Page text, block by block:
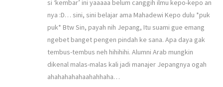
si ‘kembar’ ini yaaaaa belum canggih ilmu kepo-kepo an
nya :D… sini, sini belajar ama Mahadewi Kepo dulu *puk
puk* Btw Sin, payah nih Jepang, Itu suami gue emang
ngebet banget pengen pindah ke sana. Apa daya gak
tembus-tembus neh hihihihi. Alumni Arab mungkin
dikenal malas-malas kali jadi manajer Jepangnya ogah
ahahahahahaahahhaha…